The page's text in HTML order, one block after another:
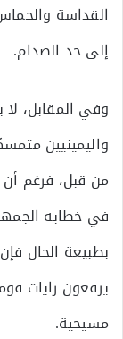
القداسة
إلى حد الصدام.
وفي المقابل، لا
واليمينيين
من قبل، فرغم
في خطابه
بطبيعة الحال
يرفعون رايات
مسيحية.